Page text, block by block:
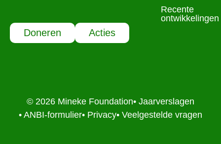
Recente
ontwikkelingen
Doneren Acties
© 2026 Mineke Foundation• Jaarverslagen
• ANBI-formulier• Privacy• Veelgestelde vragen